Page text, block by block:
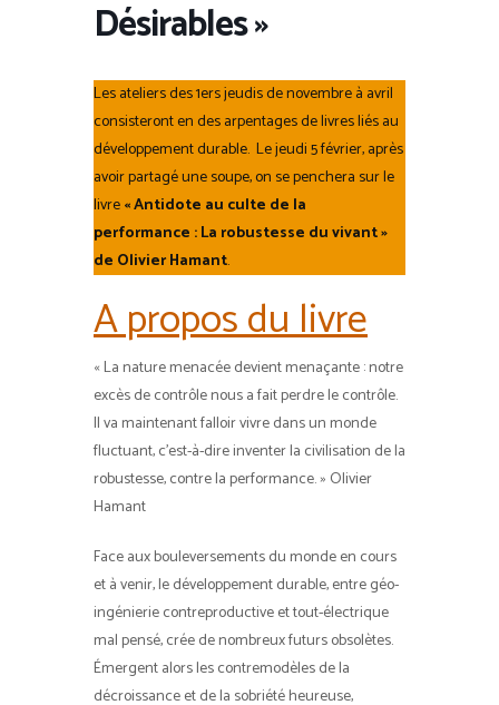
Désirables »
Les ateliers des 1ers jeudis de novembre à avril
consisteront en des arpentages de livres liés au
développement durable. Le jeudi 5 février, après
avoir partagé une soupe, on se penchera sur le
livre« Antidote au culte de la
performance : La robustesse du vivant »
de Olivier Hamant.
A propos du livre
« La nature menacée devient menaçante : notre
excès de contrôle nous a fait perdre le contrôle.
Il va maintenant falloir vivre dans un monde
fluctuant, c’est-à-dire inventer la civilisation de la
robustesse, contre la performance. » Olivier
Hamant
Face aux bouleversements du monde en cours
et à venir, le développement durable, entre géo-
ingénierie contreproductive et tout-électrique
mal pensé, crée de nombreux futurs obsolètes.
Émergent alors les contremodèles de la
décroissance et de la sobriété heureuse,